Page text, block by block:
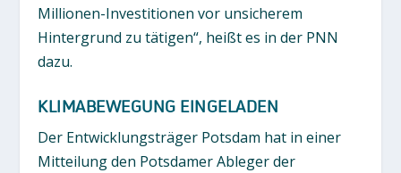
Millionen-Investitionen vor unsicherem
Hintergrund zu tätigen“, heißt es in der PNN
dazu.
KLIMABEWEGUNG EINGELADEN
Der Entwicklungsträger Potsdam hat in einer
Mitteilung den Potsdamer Ableger der